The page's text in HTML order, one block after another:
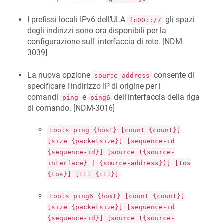
I prefissi locali IPv6 dell'ULA fc00::/7 gli spazi
degli indirizzi sono ora disponibili per la
configurazione sull' interfaccia di rete. [NDM-
3039]
La nuova opzione source-address consente di
specificare l'indirizzo IP di origine per i
comandi
ping e ping6 dell'interfaccia della riga
di comando. [NDM-3016]
tools ping {host} [count {count}]
[size {packetsize}] [sequence-id
{sequence-id}] [source ({source-
interface} | {source-address})] [tos
{tos}] [ttl {ttl}]
tools ping6 {host} [count {count}]
[size {packetsize}] [sequence-id
{sequence-id}] [source ({source-